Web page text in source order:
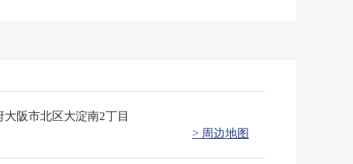
大阪市北区大淀南2丁目
> 周边地图